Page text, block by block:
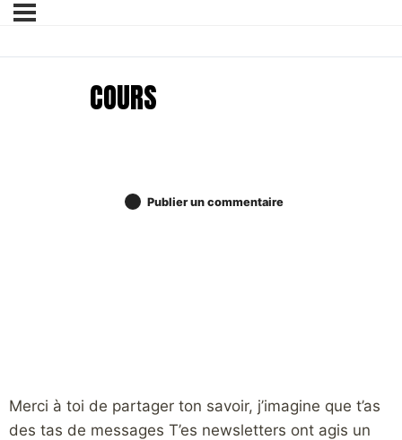
COURS
Publier un commentaire
Merci à toi de partager ton savoir, j’imagine que t’as
des tas de messages T’es newsletters ont agis un